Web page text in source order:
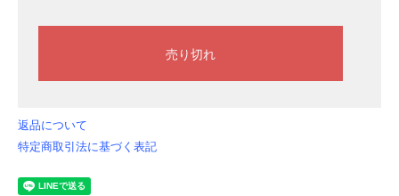
返品について
特定商取引法に基づく表記